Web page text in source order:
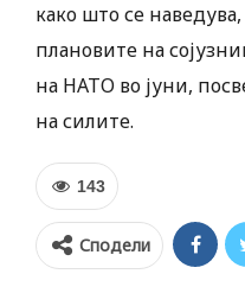
како што се
плановите на
на НАТО во јуни,
на силите.
143
Сподели